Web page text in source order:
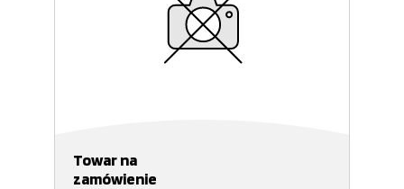
Towar na
zamówienie